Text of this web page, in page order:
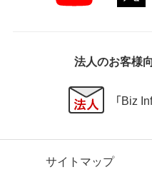
法人のお客様
「Biz
サイトマップ